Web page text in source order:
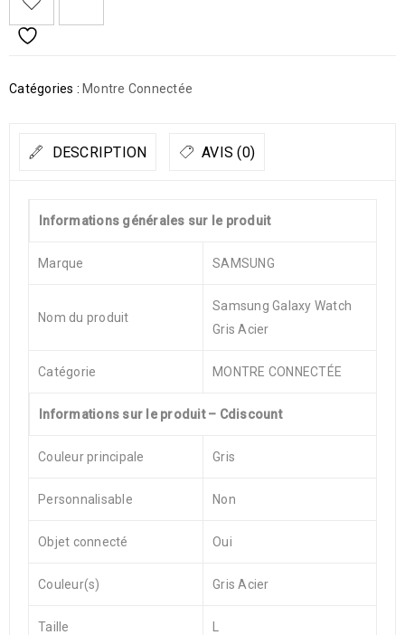
Catégories : Montre Connectée
DESCRIPTION AVIS (0)
Informations générales sur le produit
Marque SAMSUNG
Nom du produit
Samsung Galaxy Watch
Gris Acier
Catégorie MONTRE CONNECTÉE
Informations sur le produit – Cdiscount
Couleur principale Gris
Personnalisable Non
Objet connecté Oui
Couleur(s) Gris Acier
Taille